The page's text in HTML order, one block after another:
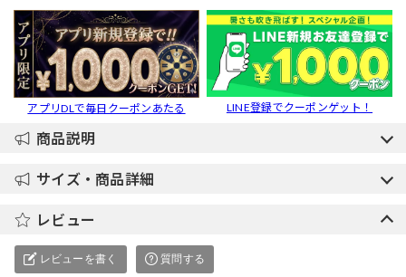
アプリDLで毎日クーポンあたる LINE登録でクーポンゲット！
商品説明
サイズ・商品詳細
レビュー
レビューを書く 質問する